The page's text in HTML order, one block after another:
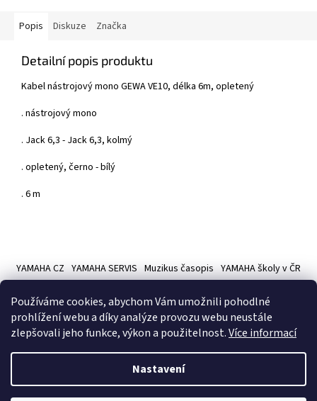
Používáme cookies, abychom Vám umožnili pohodlné
prohlížení webu a díky analýze provozu webu neustále
zlepšovali jeho funkce, výkon a použitelnost.Více informací
Nastavení
Popis Diskuze Značka
Detailní popis produktu
Kabel nástrojový mono GEWA VE10, délka 6m, opletený
. nástrojový mono
. Jack 6,3 - Jack 6,3, kolmý
. opletený, černo - bílý
. 6 m
p
YAMAHA CZ YAMAHA SERVIS Muzikus časopis YAMAHA školy v ČR